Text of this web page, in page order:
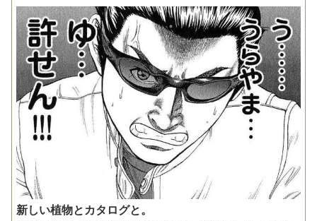
新しい植物とカタログと。